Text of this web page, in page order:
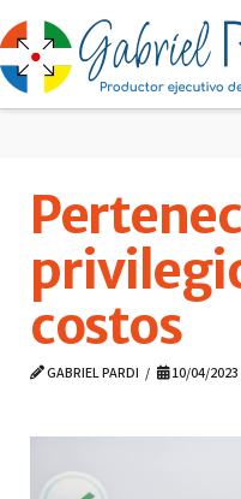
costos
GABRIEL PARDI 10/04/2023